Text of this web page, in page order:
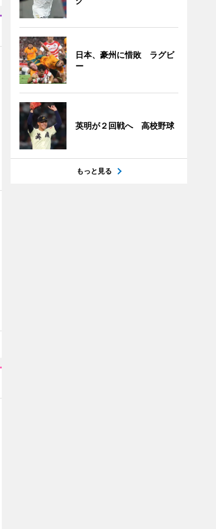
日本、豪州に惜敗 ラグビ
ー
英明が２回戦へ 高校野球
もっと見る